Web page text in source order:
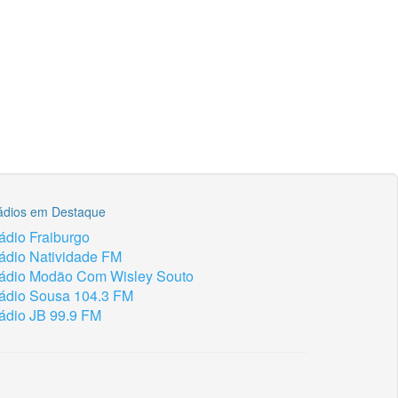
em Destaque
Fraiburgo
Natividade FM
Modão Com Wisley Souto
Sousa 104.3 FM
JB 99.9 FM